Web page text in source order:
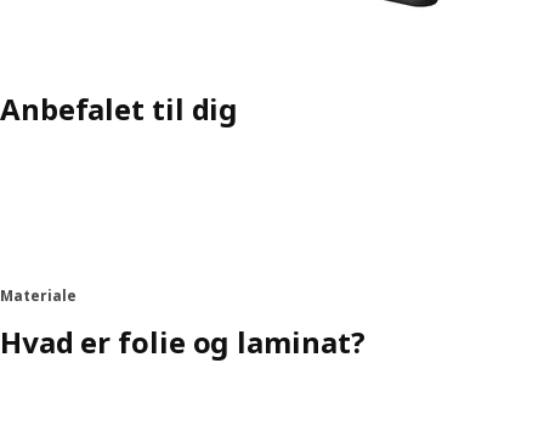
Anbefalet til dig
Materiale
Hvad er folie og laminat?